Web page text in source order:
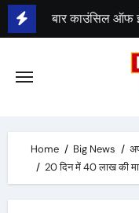
Skip
to
भीम सेना का
Home Big News
20 दिन में 40 लाख की